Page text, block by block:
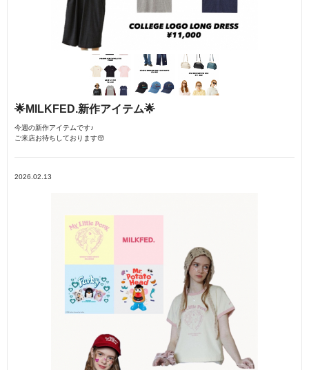
🌟MILKFED.新作アイテム🌟
今週の新作アイテムです♪
ご来店お待ちしております😚
2026.02.13